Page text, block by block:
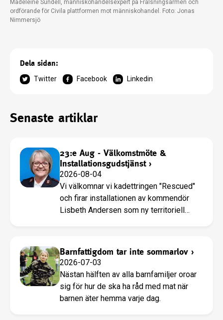
Madeleine Sundell, människohandelsexpert på Frälsningsarmén och
ordförande för Civila plattformen mot människohandel. Foto: Jonas
Nimmersjö
Dela sidan:
Twitter Facebook Linkedin
Senaste artiklar
23:e Aug - Välkomstmöte &
Installationsgudstjänst›
2026-08-04
Vi välkomnar vi kadettringen "Rescued"
och firar installationen av kommendör
Lisbeth Andersen som ny territoriell
Barnfattigdom tar inte sommarlov ›
2026-07-03
Nästan hälften av alla barnfamiljer oroar
sig för hur de ska ha råd med mat när
barnen äter hemma varje dag.